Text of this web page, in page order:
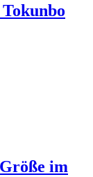
im